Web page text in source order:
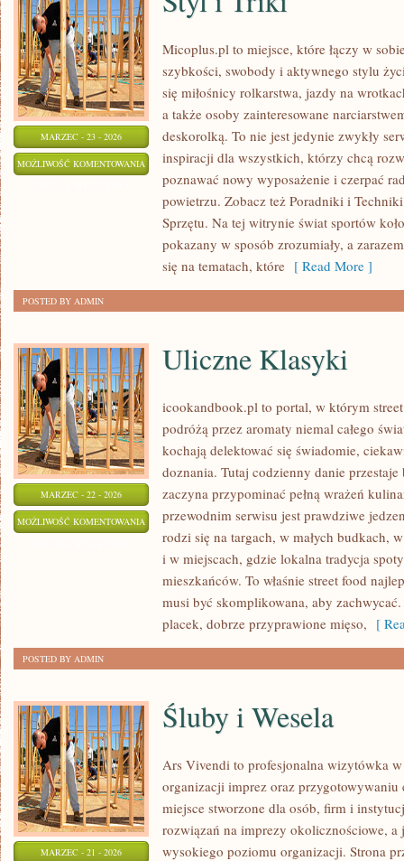
MARZEC - 23 - 2026
MOŻLIWOŚĆ KOMENTOWANIA STYL
TRIKI
Micoplus.pl to miejsce, które łączy w
szybkości, swobody i aktywnego stylu
się miłośnicy rolkarstwa, jazdy na
a także osoby zainteresowane
deskorolką. To nie jest jedynie zwykły
inspiracji dla wszystkich, którzy chcą
poznawać nowy wyposażenie i czerpać
powietrzu. Zobacz też Poradniki i
Sprzętu. Na tej witrynie świat sportów
pokazany w sposób zrozumiały, a
się na tematach, które [ Read More ]
POSTED BY ADMIN
MARZEC - 22 - 2026
MOŻLIWOŚĆ KOMENTOWANIA ULICZNE
KLASYKI
Uliczne Klasyki
icookandbook.pl to portal, w którym
podróżą przez aromaty niemal całego
kochają delektować się świadomie,
doznania. Tutaj codzienny danie
zaczyna przypominać pełną wrażeń
przewodnim serwisu jest prawdziwe
rodzi się na targach, w małych budkach,
i w miejscach, gdzie lokalna tradycja
mieszkańców. To właśnie street food
musi być skomplikowana, aby
placek, dobrze przyprawione mięso, [
POSTED BY ADMIN
MARZEC - 21 - 2026
Śluby i Wesela
Ars Vivendi to profesjonalna wizytówka
organizacji imprez oraz przygotowywaniu
miejsce stworzone dla osób, firm i
rozwiązań na imprezy okolicznościowe, a
wysokiego poziomu organizacji. Strona